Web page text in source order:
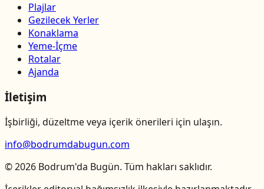
Plajlar
Gezilecek Yerler
Konaklama
Yeme-İçme
Rotalar
Ajanda
İletişim
İşbirliği, düzeltme veya içerik önerileri için ulaşın.
info@bodrumdabugun.com
© 2026 Bodrum'da Bugün. Tüm hakları saklıdır.